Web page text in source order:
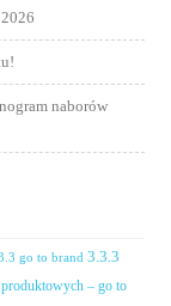
naborów
go to brand 3.3.3
– go to